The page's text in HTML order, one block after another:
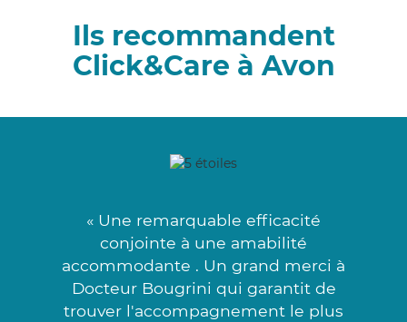
Ils recommandent
Click&Care à Avon
« Une remarquable efficacité
conjointe à une amabilité
accommodante . Un grand merci à
Docteur Bougrini qui garantit de
trouver l'accompagnement le plus